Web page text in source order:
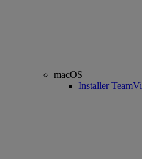
macOS
Installer